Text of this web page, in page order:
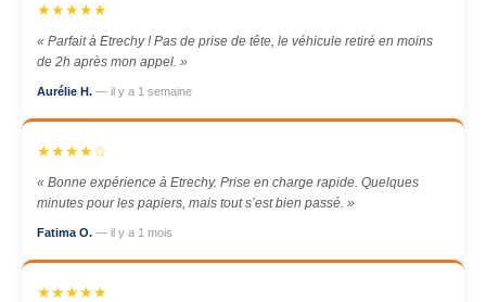
★★★★★
« Parfait à Etrechy ! Pas de prise de tête, le véhicule retiré en moins
de 2h après mon appel. »
Aurélie H. — il y a 1 semaine
★★★★☆
« Bonne expérience à Etrechy. Prise en charge rapide. Quelques
minutes pour les papiers, mais tout s’est bien passé. »
Fatima O. — il y a 1 mois
★★★★★